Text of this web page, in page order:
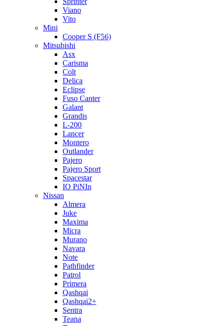
Viano
Vito
Mini
Cooper S (F56)
Mitsubishi
Asx
Carisma
Colt
Delica
Eclipse
Fuso Canter
Galant
Grandis
L-200
Lancer
Montero
Outlander
Pajero
Pajero Sport
Spacestar
IO PiNIn
Nissan
Almera
Juke
Maxima
Micra
Murano
Navara
Note
Pathfinder
Patrol
Primera
Qashqai
Qashqai2+
Sentra
Teana